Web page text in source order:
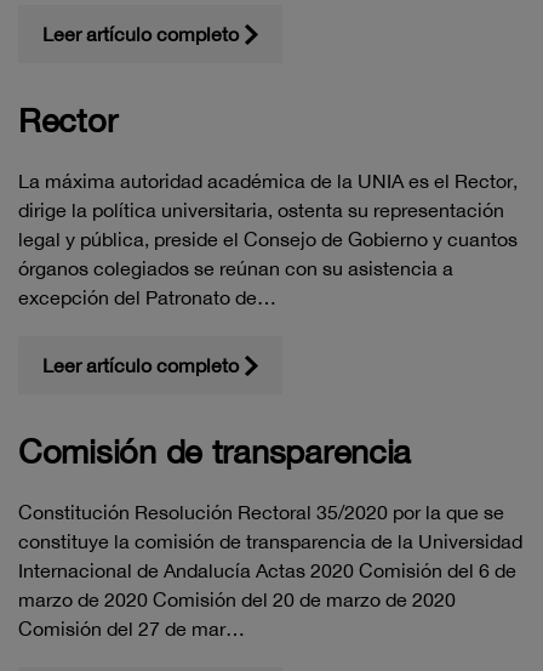
Leer artículo completo
Rector
La máxima autoridad académica de la UNIA es el Rector,
dirige la política universitaria, ostenta su representación
legal y pública, preside el Consejo de Gobierno y cuantos
órganos colegiados se reúnan con su asistencia a
excepción del Patronato de…
Leer artículo completo
Comisión de transparencia
Constitución Resolución Rectoral 35/2020 por la que se
constituye la comisión de transparencia de la Universidad
Internacional de Andalucía Actas 2020 Comisión del 6 de
marzo de 2020 Comisión del 20 de marzo de 2020
Comisión del 27 de mar…